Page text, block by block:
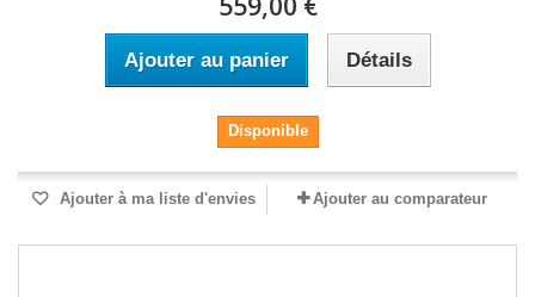
Ajouter au panier Détails
Disponible
Ajouter à ma liste d'envies Ajouter au comparateur